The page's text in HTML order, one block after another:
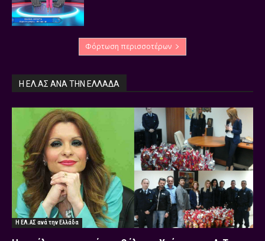
Φόρτωση περισσοτέρων
Η ΕΛ.ΑΣ ΑΝΆ ΤΗΝ ΕΛΛΆΔΑ
Η ΕΛ.ΑΣ ανά την Ελλάδα